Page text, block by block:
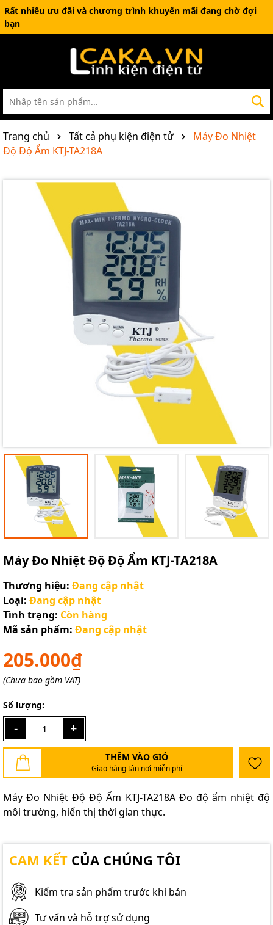
Rất nhiều ưu đãi và chương trình khuyến mãi đang chờ đợi
bạn
Trang chủ Tất cả phụ kiện điện tử
Máy Đo Nhiệt
Độ Độ Ẩm KTJ-TA218A
Máy Đo Nhiệt Độ Độ Ẩm KTJ-TA218A
Thương hiệu: Đang cập nhật
Loại: Đang cập nhật
Tình trạng: Còn hàng
Mã sản phẩm: Đang cập nhật
205.000₫
(Chưa bao gồm VAT)
Số lượng:
- +
THÊM VÀO GIỎ
Giao hàng tận nơi miễn phí
Máy Đo Nhiệt Độ Độ Ẩm KTJ-TA218A Đo độ ẩm nhiệt độ
môi trường, hiển thị thời gian thực.
CAM KẾT CỦA CHÚNG TÔI
Kiểm tra sản phẩm trước khi bán
Tư vấn và hỗ trợ sử dụng
Ngày hết hạn:
Điều kiện: